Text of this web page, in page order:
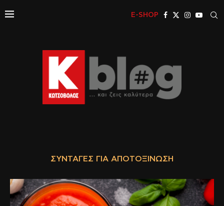
E-SHOP
ΣΥΝΤΑΓΈΣ ΓΙΑ ΑΠΟΤΟΞΊΝΩΣΗ